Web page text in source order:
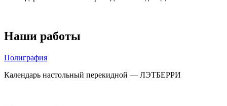
Наши работы
Полиграфия
Календарь настольный перекидной — ЛЭТБЕРРИ